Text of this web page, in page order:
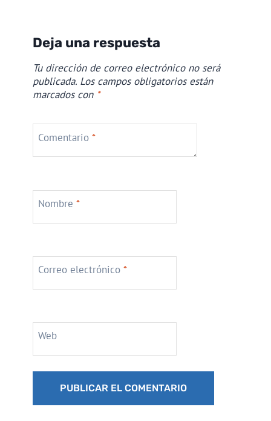
Deja una respuesta
Tu dirección de correo electrónico no será
publicada. Los campos obligatorios están
marcados con *
Comentario *
Nombre *
Correo electrónico *
Web